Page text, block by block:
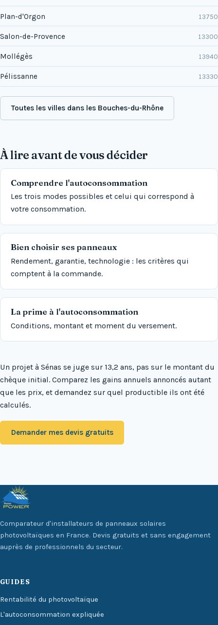
Plan-d'Orgon 13750
Salon-de-Provence 13300
Mollégès 13940
Pélissanne 13330
Toutes les villes dans les Bouches-du-Rhône
À lire avant de vous décider
Comprendre l'autoconsommation
Les trois modes possibles et celui qui correspond à
votre consommation.
Bien choisir ses panneaux
Rendement, garantie, technologie : les critères qui
comptent à la commande.
La prime à l'autoconsommation
Conditions, montant et moment du versement.
Un projet à Sénas se juge sur 13,2 ans, pas sur le montant du
chèque initial. Comparez les gains annuels annoncés autant
que les prix, et demandez sur quel productible ils ont été
calculés.
Demander mes devis gratuits
Comparateur d'installateurs de panneaux solaires
photovoltaïques en France. Devis gratuits et sans engagement
auprès de professionnels du secteur.
GUIDES
Rentabilité du photovoltaïque
L'autoconsommation expliquée